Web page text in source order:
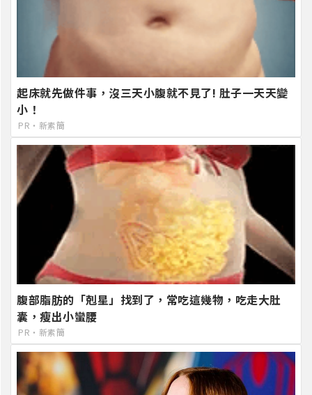
起床就先做件事，沒三天小腹就不見了! 肚子一天天變
小！
PR・新素簡
腹部脂肪的「剋星」找到了，常吃這幾物，吃走大肚
囊，瘦出小蠻腰
PR・新素簡